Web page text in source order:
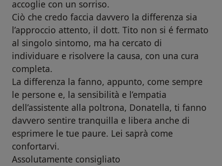
accoglie con un sorriso.
Ciò che credo faccia davvero la differenza sia
l’approccio attento, il dott. Tito non si é fermato
al singolo sintomo, ma ha cercato di
individuare e risolvere la causa, con una cura
completa.
La differenza la fanno, appunto, come sempre
le persone e, la sensibilità e l’empatia
dell’assistente alla poltrona, Donatella, ti fanno
davvero sentire tranquilla e libera anche di
esprimere le tue paure. Lei saprà come
confortarvi.
Assolutamente consigliato